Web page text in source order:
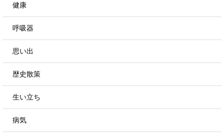
健康
呼吸器
思い出
歴史散策
生い立ち
病気